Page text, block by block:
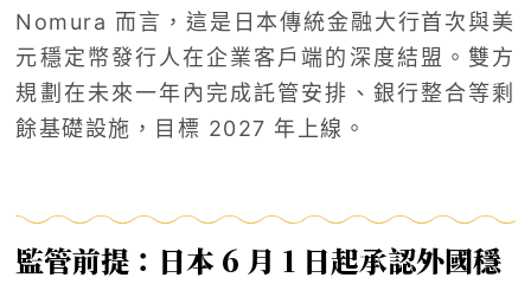
Nomura 而言，這是日本傳統金融大行首次與美
元穩定幣發行人在企業客戶端的深度結盟。雙方
規劃在未來一年內完成託管安排、銀行整合等剩
餘基礎設施，目標 2027 年上線。
監管前提：日本 6 月 1 日起承認外國穩